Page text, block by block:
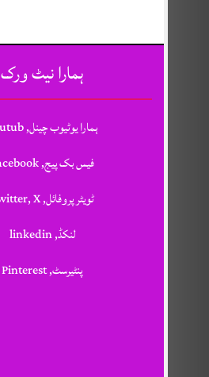
ہمارا نیٹ ورک
ہمارا یوٹیوب چینل, Youtub
فیس بک پیج, Facebook
ٹویٹر پروفائل, Twitter, X
لنکڈ, linkedin
پنٹیرسٹ, Pinterest